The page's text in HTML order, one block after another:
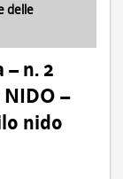
delle
n. 2
NIDO –
nido